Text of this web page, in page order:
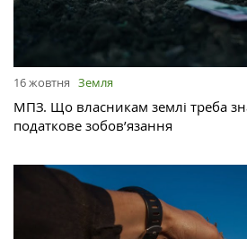
16 жовтня Земля
МПЗ. Що власникам землі треба
податкове зобов’язання